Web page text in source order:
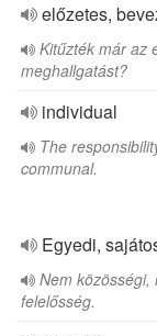
előzetes,
Kitűzték már az
meghallgatást?
individual
The
communal.
Egyedi,
Nem
felelősség.